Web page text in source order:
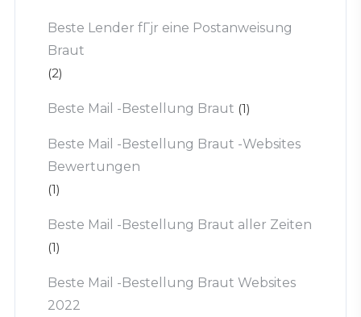
Beste Lender fГјr eine Postanweisung
Braut
(2)
Beste Mail -Bestellung Braut (1)
Beste Mail -Bestellung Braut -Websites
Bewertungen
(1)
Beste Mail -Bestellung Braut aller Zeiten
(1)
Beste Mail -Bestellung Braut Websites
2022